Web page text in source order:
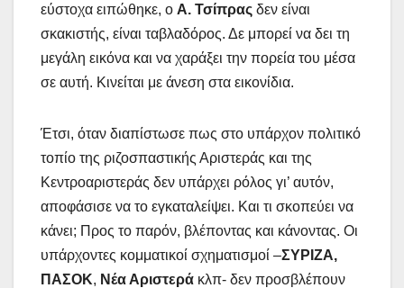
εύστοχα ειπώθηκε, ο Α. Τσίπρας δεν είναι
σκακιστής, είναι ταβλαδόρος. Δε μπορεί να δει τη
μεγάλη εικόνα και να χαράξει την πορεία του μέσα
σε αυτή. Κινείται με άνεση στα εικονίδια.
Έτσι, όταν διαπίστωσε πως στο υπάρχον πολιτικό
τοπίο της ριζοσπαστικής Αριστεράς και της
Κεντροαριστεράς δεν υπάρχει ρόλος γι’ αυτόν,
αποφάσισε να το εγκαταλείψει. Και τι σκοπεύει να
κάνει; Προς το παρόν, βλέποντας και κάνοντας. Οι
υπάρχοντες κομματικοί σχηματισμοί –ΣΥΡΙΖΑ,
ΠΑΣΟΚ, Νέα Αριστερά κλπ- δεν προσβλέπουν